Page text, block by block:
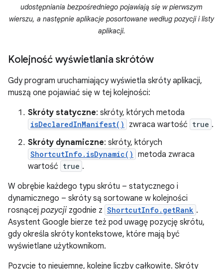
udostępniania bezpośredniego pojawiają się w pierwszym
wierszu, a następnie aplikacje posortowane według pozycji i listy
aplikacji.
Kolejność wyświetlania skrótów
Gdy program uruchamiający wyświetla skróty aplikacji,
muszą one pojawiać się w tej kolejności:
Skróty statyczne: skróty, których metoda
isDeclaredInManifest() zwraca wartość true .
Skróty dynamiczne: skróty, których
ShortcutInfo.isDynamic() metoda zwraca
wartość true .
W obrębie każdego typu skrótu – statycznego i
dynamicznego – skróty są sortowane w kolejności
rosnącej pozycji zgodnie z ShortcutInfo.getRank .
Asystent Google bierze też pod uwagę pozycję skrótu,
gdy określa skróty kontekstowe, które mają być
wyświetlane użytkownikom.
Pozycje to nieujemne, kolejne liczby całkowite. Skróty